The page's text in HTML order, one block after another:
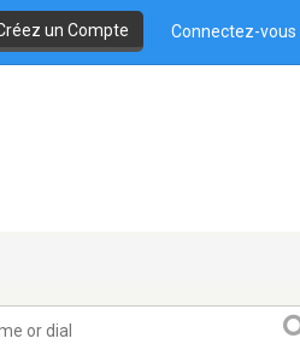
un Compte Connectez-vous